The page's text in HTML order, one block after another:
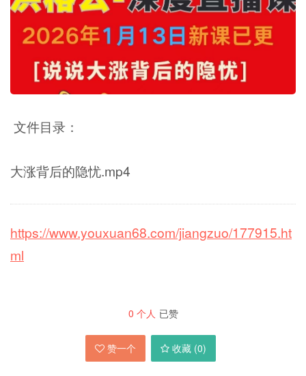
文件目录：
大涨背后的隐忧.mp4
https://www.youxuan68.com/jiangzuo/177915.ht
ml
0 个人 已赞
赞一个 收藏 (0)